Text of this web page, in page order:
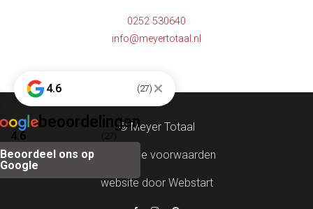
0252 530640
info@meyertotaal.nl
© Meyer Totaal
Algemene voorwaarden
website door Webstart
4.6 (27)
beoordelingen
4.6 (27)
Beoordeel ons op
Google